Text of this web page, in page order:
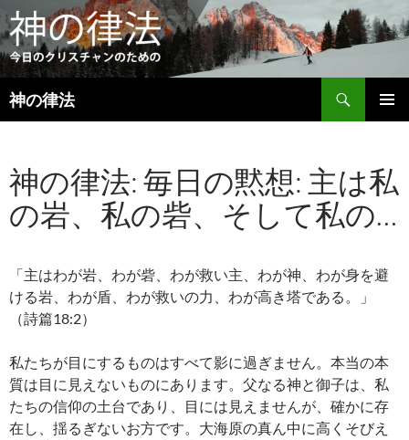
神の律法
検
索
ン
ツ
へ
ス
ッ
神の律法: 毎日の黙想: 主は私
の岩、私の砦、そして私の…
「主はわが岩、わが砦、わが救い主、わが神、わが身を避
ける岩、わが盾、わが救いの力、わが高き塔である。」
（詩篇18:2）
私たちが目にするものはすべて影に過ぎません。本当の本
質は目に見えないものにあります。父なる神と御子は、私
たちの信仰の土台であり、目には見えませんが、確かに存
在し、揺るぎないお方です。大海原の真ん中に高くそびえ